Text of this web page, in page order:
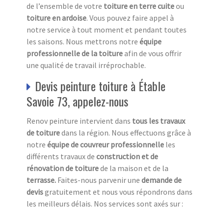
de l’ensemble de votre toiture en terre cuiteou
toiture en ardoise. Vous pouvez faire appel à
notre service à tout moment et pendant toutes
les saisons. Nous mettrons notre équipe
professionnelle de la toitureafin de vous offrir
une qualité de travail irréprochable.
Devis peinture toiture à Étable
Savoie 73, appelez-nous
Renov peinture intervient dans tous les travaux
de toituredans la région. Nous effectuons grâce à
notre équipe de couvreur professionnelle les
différents travaux de construction et de
rénovation de toiturede la maison et de la
terrasse. Faites-nous parvenir une demande de
devisgratuitement et nous vous répondrons dans
les meilleurs délais. Nos services sont axés sur :